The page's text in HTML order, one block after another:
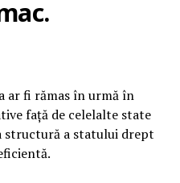
ar fi rămas în urmă în
față de celelalte state
structură a statului drept